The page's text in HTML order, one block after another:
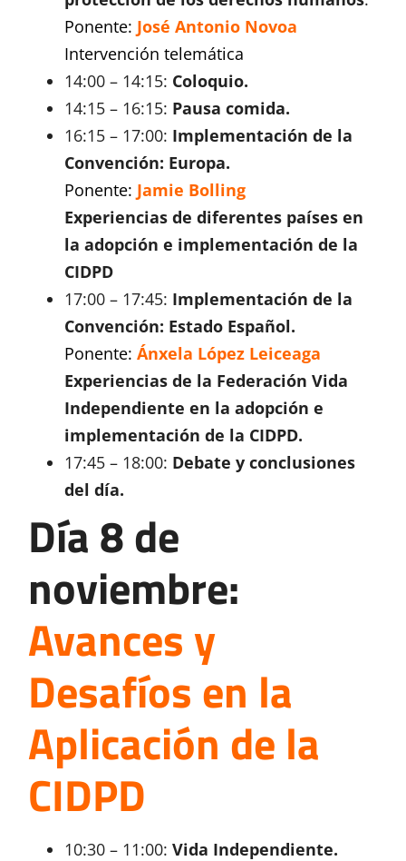
Ponente: José Antonio Novoa
Intervención telemática
14:00 – 14:15: Coloquio.
14:15 – 16:15: Pausa comida.
16:15 – 17:00: Implementación de la
Convención: Europa.
Ponente: Jamie Bolling
Experiencias de diferentes países en
la adopción e implementación de la
CIDPD
17:00 – 17:45: Implementación de la
Convención: Estado Español.
Ponente: Ánxela López Leiceaga
Experiencias de la Federación Vida
Independiente en la adopción e
implementación de la CIDPD.
17:45 – 18:00: Debate y conclusiones
del día.
Día 8 de
noviembre:
Avances y
Desafíos en la
Aplicación de la
CIDPD
10:30 – 11:00:Vida Independiente.